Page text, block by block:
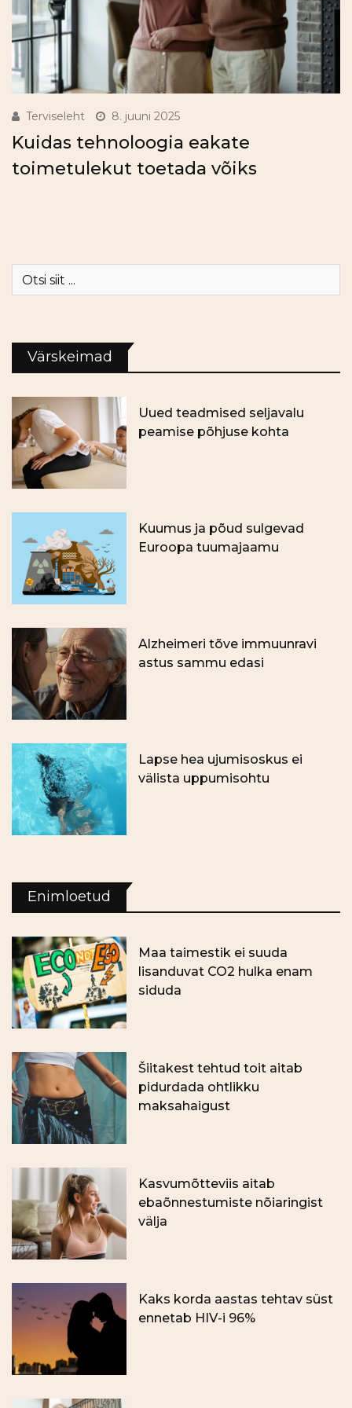
Terviseleht 8. juuni 2025
Kuidas tehnoloogia eakate
toimetulekut toetada võiks
Värskeimad
Uued teadmised seljavalu
peamise põhjuse kohta
Kuumus ja põud sulgevad
Euroopa tuumajaamu
Alzheimeri tõve immuunravi
astus sammu edasi
Lapse hea ujumisoskus ei
välista uppumisohtu
Enimloetud
Maa taimestik ei suuda
lisanduvat CO2 hulka enam
siduda
Šiitakest tehtud toit aitab
pidurdada ohtlikku
maksahaigust
Kasvumõtteviis aitab
ebaõnnestumiste nõiaringist
välja
Kaks korda aastas tehtav süst
ennetab HIV-i 96%